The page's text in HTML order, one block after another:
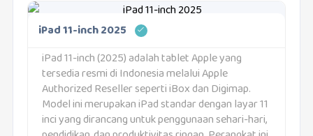
iPad 11-inch 2025
iPad 11-inch (2025) adalah tablet Apple yang
tersedia resmi di Indonesia melalui Apple
Authorized Reseller seperti iBox dan Digimap.
Model ini merupakan iPad standar dengan layar 11
inci yang dirancang untuk penggunaan sehari-hari,